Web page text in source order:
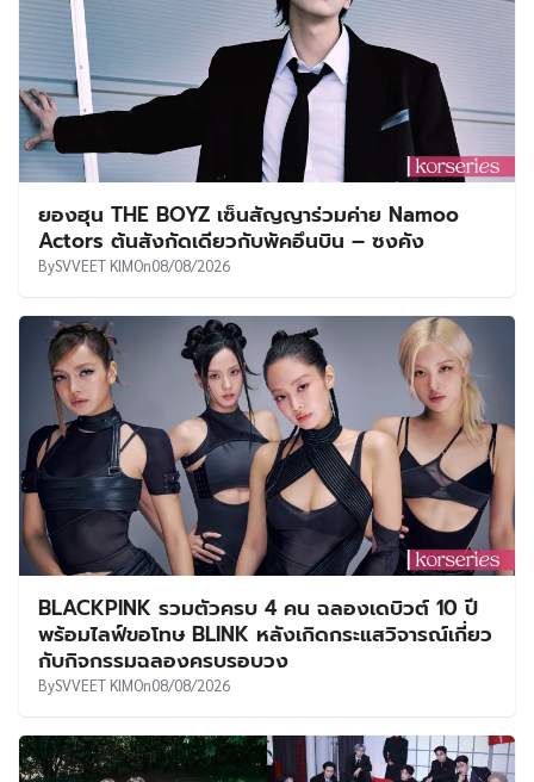
ยองฮุน THE BOYZ เซ็นสัญญาร่วมค่าย Namoo
Actors ต้นสังกัดเดียวกับพัคอึนบิน – ซงคัง
BySVVEET KIMOn08/08/2026
BLACKPINK รวมตัวครบ 4 คน ฉลองเดบิวต์ 10 ปี
พร้อมไลฟ์ขอโทษ BLINK หลังเกิดกระแสวิจารณ์เกี่ยว
กับกิจกรรมฉลองครบรอบวง
BySVVEET KIMOn08/08/2026